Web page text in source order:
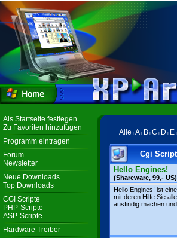
Als Startseite festlegen
Zu Favoriten hinzufügen
Programm eintragen
Forum
Newsletter
Neue Downloads
Top Downloads
CGI Scripte
PHP-Scripte
ASP-Scripte
Hardware Treiber
Alle A B C D E
Cgi
Hello Engines!
(Shareware, 99,- US)
Hello Engines! ist
mit deren Hilfe Sie
ausfindig machen und